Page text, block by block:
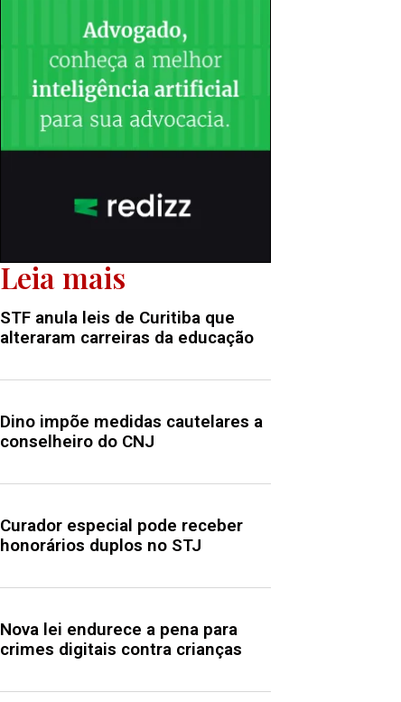
Leia mais
STF anula leis de Curitiba que
alteraram carreiras da educação
Dino impõe medidas cautelares a
conselheiro do CNJ
Curador especial pode receber
honorários duplos no STJ
Nova lei endurece a pena para
crimes digitais contra crianças